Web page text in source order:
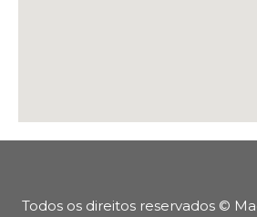
Todos os direitos reservados ©